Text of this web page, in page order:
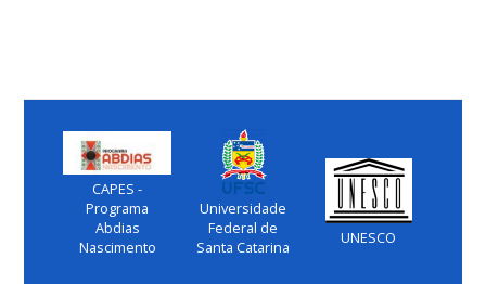
CAPES -
Programa
Abdias
Nascimento
Universidade
Federal de
Santa Catarina
UNESCO